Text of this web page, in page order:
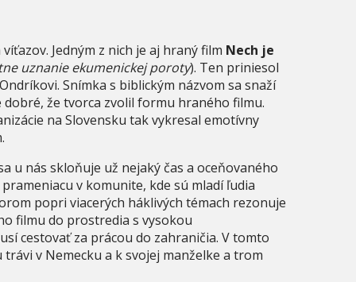
Jedným z nich je aj hraný film Nech je
uznanie ekumenickej poroty). Ten priniesol
Snímka s biblickým názvom sa snaží
že tvorca zvolil formu hraného filmu.
na Slovensku tak vykresal emotívny
u nás skloňuje už nejaký čas a oceňovaného
v komunite, kde sú mladí ľudia
popri viacerých háklivých témach rezonuje
filmu do prostredia s vysokou
cestovať za prácou do zahraničia. V tomto
v Nemecku a k svojej manželke a trom